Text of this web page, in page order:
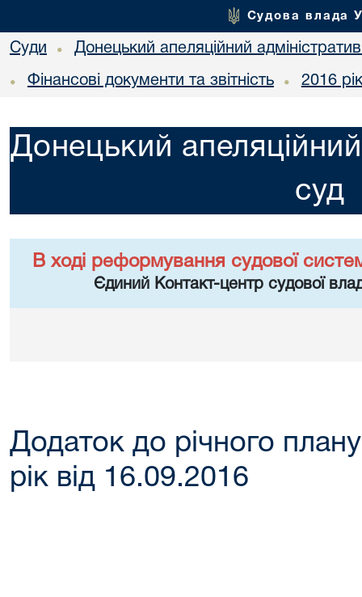
Судова влада
Суди • Донецький апеляційний
• Фінансові документи та звітність • 2016 рік
Донецький
суд
В ході реформування судової
Єдиний Контакт-центр судової
Додаток до річного
рік від 16.09.2016